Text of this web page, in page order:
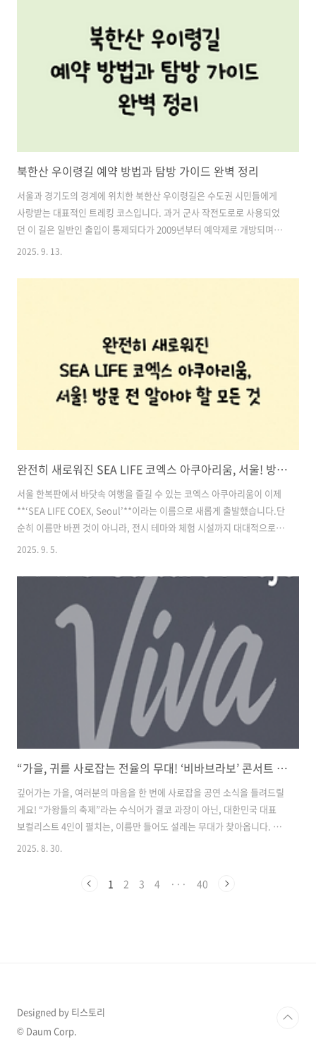
법 4가지 3. 상황별 추천 인천공항 택시 예약 방법 4. 인천공항 택시 예약
시 유의사항 인천공항택시 예약하기1. 인천공항 택시 예약이 필요한 이
북한산 우이령길 예약 방법과 탐방 가이드 완벽 정리
서울과 경기도의 경계에 위치한 북한산 우이령길은 수도권 시민들에게
사랑받는 대표적인 트레킹 코스입니다. 과거 군사 작전도로로 사용되었
던 이 길은 일반인 출입이 통제되다가 2009년부터 예약제로 개방되며,
지금은 자연 속에서 역사와 문화를 함께 체험할 수 있는 특별한 탐방로로
는 점에서 차이가 있습니다. 특히 가을 단풍철과 같은 성수기에는 예약이
차1. 북한산 우이령길 예약 방법 2. 우이령길 운영 시간 및 기간 3. 북한
2025. 9. 13.
완전히 새로워진 SEA LIFE 코엑스 아쿠아리움, 서울! 방문 전 알아야 할 모든 것
서울 한복판에서 바닷속 여행을 즐길 수 있는 코엑스 아쿠아리움이 이제
**‘SEA LIFE COEX, Seoul’**이라는 이름으로 새롭게 출발했습니다.단
순히 이름만 바뀐 것이 아니라, 전시 테마와 체험 시설까지 대대적으로
업그레이드되어 서울에서 꼭 가봐야 할 실내 여행지로 다시 주목받고 있
영 정보, 그리고 방문 전 알아두면 좋은 할인 예매 팁까지모두 한 번에 정
리해 드리겠습니다. 목차1. SEA LIFE 코엑스 아쿠아리움이 달라졌다! 2.
SEA LIFE 코엑스 아쿠아리움, 방문 전 알아야 할 정보 3. SEA LIFE 코엑
스 아쿠아리움이 서울 필수 나들이 코스인 이유 4. 할인 예매 꿀팁 5. 방
문 꿀팁 & 주의사항 할인 입..
2025. 9. 5.
“가을, 귀를 사로잡는 전율의 무대! ‘비바브라보’ 콘서트 – 명품 보컬 4인의 가왕 축제, 서울 경희대에서 펼쳐진다”
깊어가는 가을, 여러분의 마음을 한 번에 사로잡을 공연 소식을 들려드릴
게요! “가왕들의 축제”라는 수식어가 결코 과장이 아닌, 대한민국 대표
보컬리스트 4인이 펼치는, 이름만 들어도 설레는 무대가 찾아옵니다. 바
로, ‘비바브라보’ 콘서트! 박정현, 박기영, 김연우, 이적으로 이어지는 na
온몸이 전율할 그런 무대가 펼쳐질 예정이에요.LED 불빛 아래에서 차분
2025. 8. 30.
1 2 3 4 ··· 40
Designed by 티스토리
© Daum Corp.